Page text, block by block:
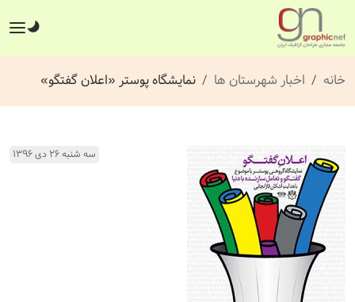
خانه اخبار شهرستان ها نمایشگاه پوستر «اعلان گفتگو»
سه شنبه ۲۶ دی ۱۳۹۶